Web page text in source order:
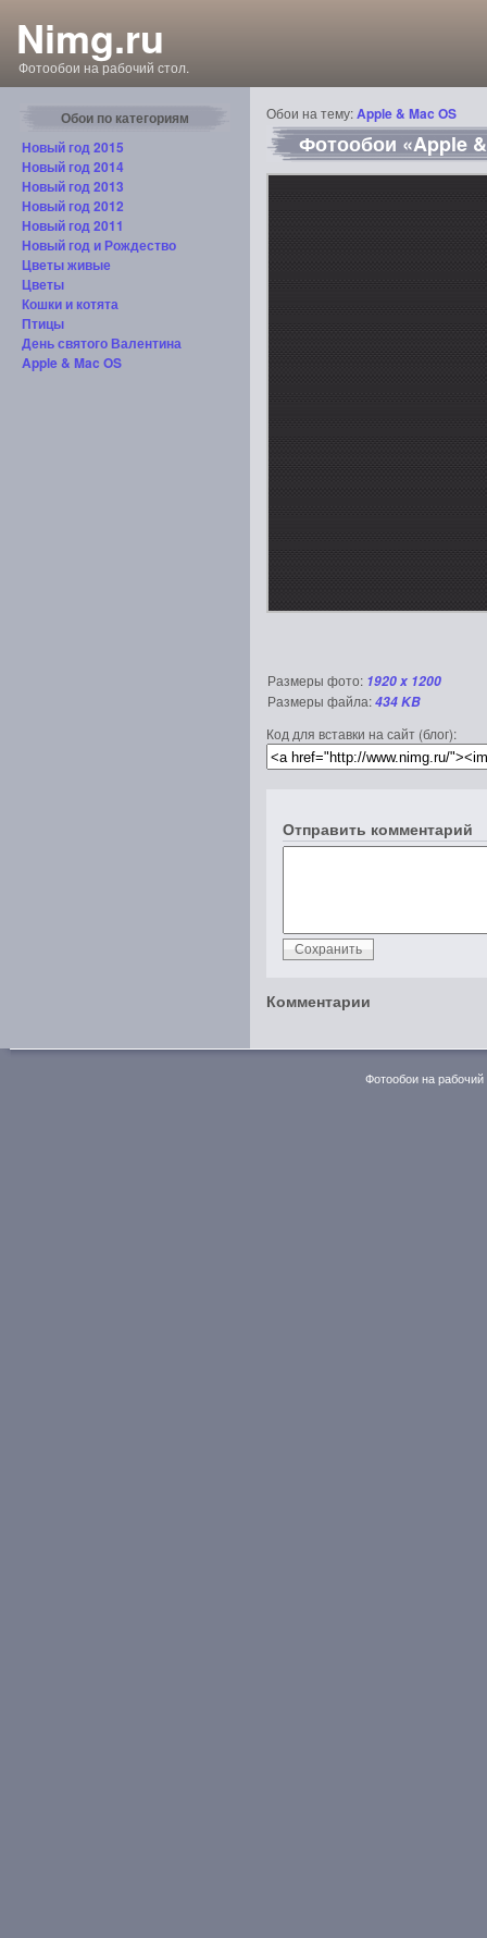
Nimg.ru
Фотообои на рабочий стол.
Обои по категориям
Новый год 2015
Новый год 2014
Новый год 2013
Новый год 2012
Новый год 2011
Новый год и Рождество
Цветы живые
Цветы
Кошки и котята
Птицы
День святого Валентина
Apple & Mac OS
Обои на тему:Apple & Mac OS
Фотообои «Apple
Размеры фото: 1920 x 1200
Размеры файла:434 KB
Код для вставки на сайт (блог):
Отправить комментарий
Комментарии
Фотообои на